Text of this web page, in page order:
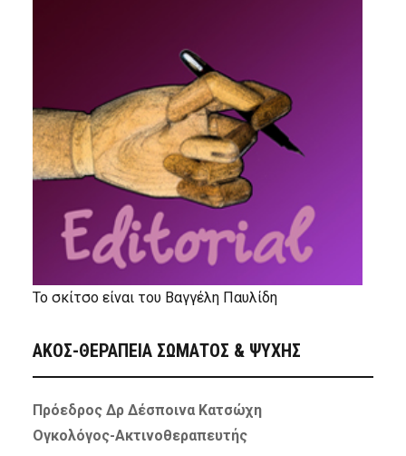
Το σκίτσο είναι του Βαγγέλη Παυλίδη
ΑΚΟΣ-ΘΕΡΑΠΕΙΑ ΣΩΜΑΤΟΣ & ΨΥΧΗΣ
Πρόεδρος Δρ Δέσποινα Κατσώχη
Ογκολόγος-Ακτινοθεραπευτής